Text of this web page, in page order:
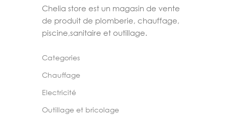
Chelia store est un magasin de vente
de produit de plomberie, chauffage,
piscine,sanitaire et outillage.
Categories
Chauffage
Electricité
Outillage et bricolage